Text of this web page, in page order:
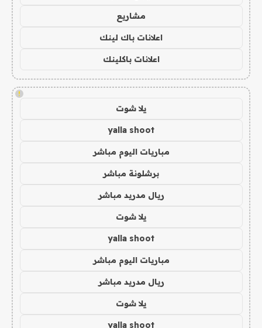
مشاريع
اعلانات باك لينك
اعلانات باكلينك
!
يلا شوت
yalla shoot
مباريات اليوم مباشر
برشلونة مباشر
ريال مدريد مباشر
يلا شوت
yalla shoot
مباريات اليوم مباشر
ريال مدريد مباشر
يلا شوت
yalla shoot